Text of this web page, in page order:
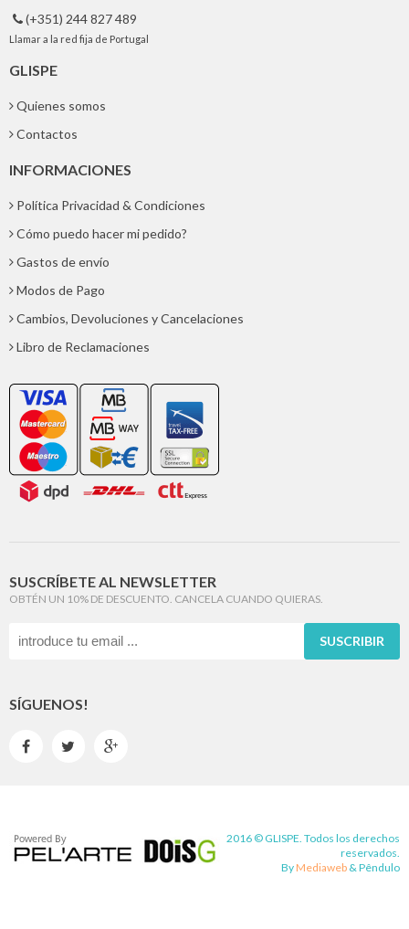
 (+351) 244 827 489
Llamar a la red fija de Portugal
GLISPE
Quienes somos
Contactos
INFORMACIONES
Política Privacidad & Condiciones
Cómo puedo hacer mi pedido?
Gastos de envío
Modos de Pago
Cambios, Devoluciones y Cancelaciones
Libro de Reclamaciones
SUSCRÍBETE AL NEWSLETTER
OBTÉN UN 10% DE DESCUENTO. CANCELA CUANDO QUIERAS.
SUSCRIBIR
SÍGUENOS!
  
2016 © GLISPE. Todos los derechos
reservados.
By Mediaweb & Pêndulo